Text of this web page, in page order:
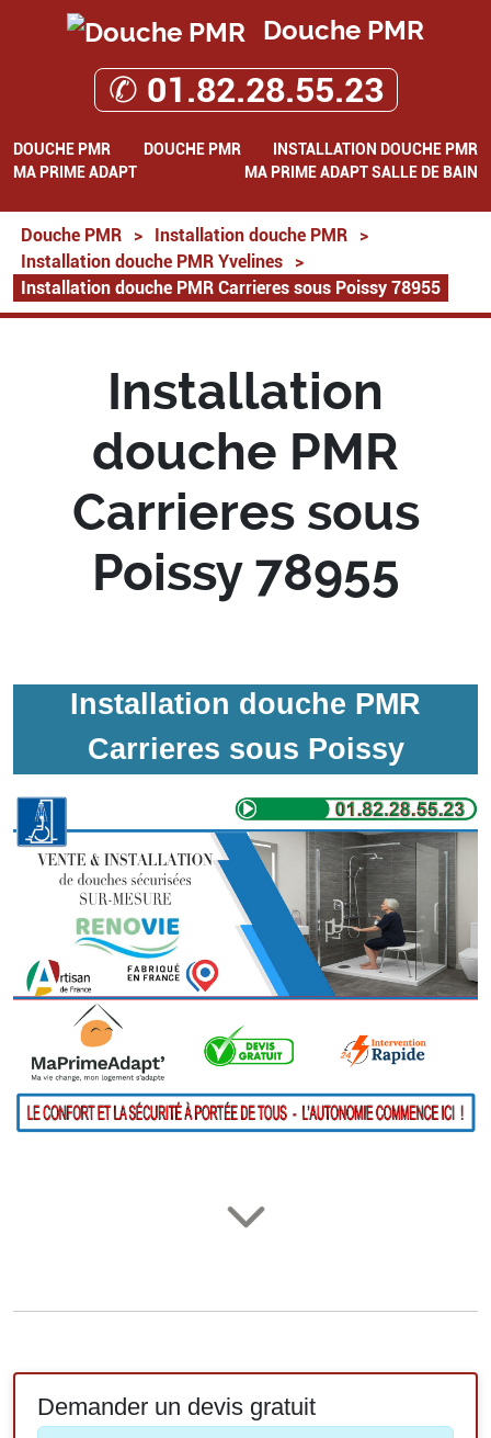
Douche PMR
✆ 01.82.28.55.23
DOUCHE PMR DOUCHE PMR
INSTALLATION DOUCHE PMR
MA PRIME ADAPT
MA PRIME ADAPT SALLE DE BAIN
Douche PMR > Installation douche PMR
>
Installation douche PMR Yvelines
>
Installation douche PMR Carrieres sous Poissy 78955
Installation
douche PMR
Carrieres sous
Poissy 78955
Installation douche PMR
Carrieres sous Poissy
Demander un devis gratuit